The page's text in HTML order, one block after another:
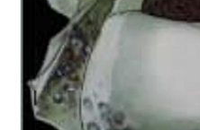
祭、2005年12月10日に
SAKEROCK」のゲストな
田口トモロヲをヴォーカ
陸じゃがたら）のコピー
じゃがばた）としてもイ